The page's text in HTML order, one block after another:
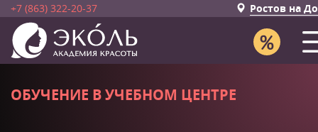
+7 (863) 322-20-37 Ростов на
ОБУЧЕНИЕ В УЧЕБНОМ ЦЕНТРЕ